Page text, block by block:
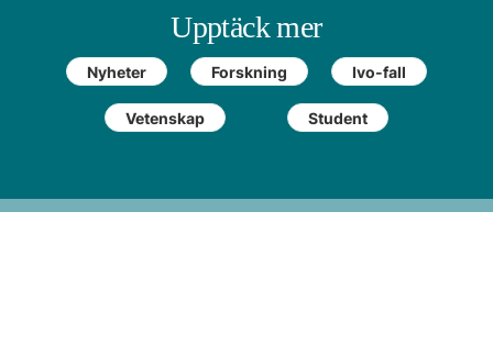
Upptäck mer
Nyheter Forskning Ivo-fall
Vetenskap Student